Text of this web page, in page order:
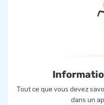
Tout ce que vous devez
dans un